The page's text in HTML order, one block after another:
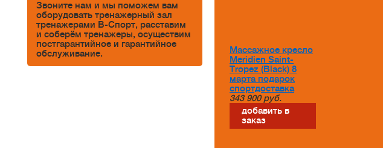
Звоните нам и мы поможем вам
оборудовать тренажерный зал
тренажерами В-Спорт, расставим
и соберём тренажеры, осуществим
постгарантийное и гарантийное
обслуживание.
Массажное кресло
Meridien Saint-
Tropez (Black) 8
марта подарок
спортдоставка
343 900 руб.
добавить в
заказ